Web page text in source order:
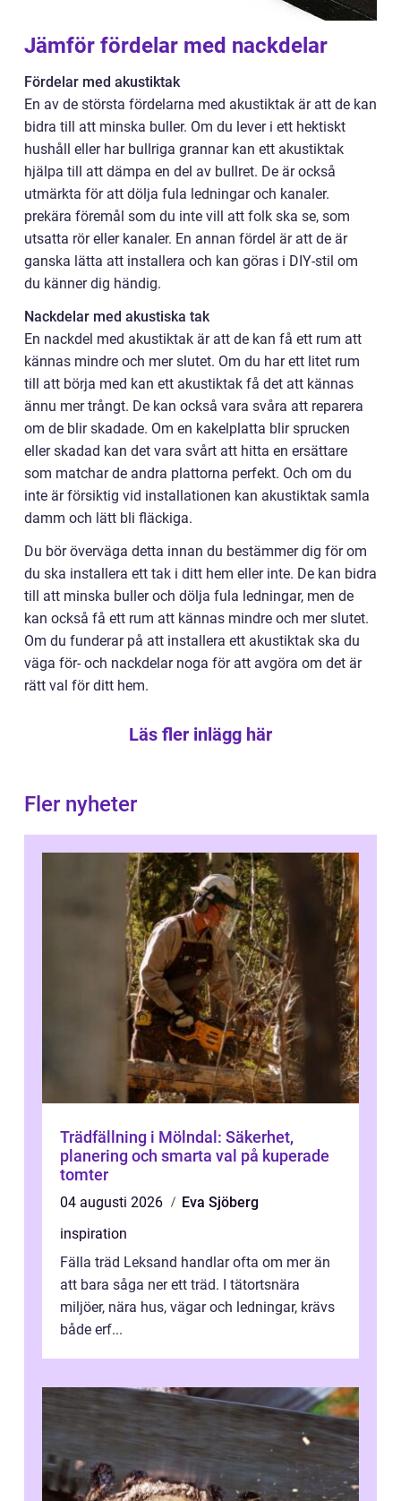
Jämför fördelar med nackdelar
Fördelar med akustiktak
En av de största fördelarna med akustiktak är att de kan
bidra till att minska buller. Om du lever i ett hektiskt
hushåll eller har bullriga grannar kan ett akustiktak
hjälpa till att dämpa en del av bullret. De är också
utmärkta för att dölja fula ledningar och kanaler.
prekära föremål som du inte vill att folk ska se, som
utsatta rör eller kanaler. En annan fördel är att de är
ganska lätta att installera och kan göras i DIY-stil om
du känner dig händig.
Nackdelar med akustiska tak
En nackdel med akustiktak är att de kan få ett rum att
kännas mindre och mer slutet. Om du har ett litet rum
till att börja med kan ett akustiktak få det att kännas
ännu mer trångt. De kan också vara svåra att reparera
om de blir skadade. Om en kakelplatta blir sprucken
eller skadad kan det vara svårt att hitta en ersättare
som matchar de andra plattorna perfekt. Och om du
inte är försiktig vid installationen kan akustiktak samla
damm och lätt bli fläckiga.
Du bör överväga detta innan du bestämmer dig för om
du ska installera ett tak i ditt hem eller inte. De kan bidra
till att minska buller och dölja fula ledningar, men de
kan också få ett rum att kännas mindre och mer slutet.
Om du funderar på att installera ett akustiktak ska du
väga för- och nackdelar noga för att avgöra om det är
rätt val för ditt hem.
Läs fler inlägg här
Fler nyheter
Trädfällning i Mölndal: Säkerhet,
planering och smarta val på kuperade
tomter
04 augusti 2026
Eva Sjöberg
inspiration
Fälla träd Leksand handlar ofta om mer än
att bara såga ner ett träd. I tätortsnära
miljöer, nära hus, vägar och ledningar, krävs
både erf...